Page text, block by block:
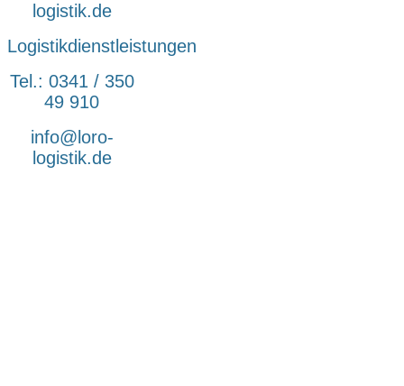
logistik.de
Logistikdienstleistungen
Tel.: 0341 / 350
49 910
info@loro-
logistik.de